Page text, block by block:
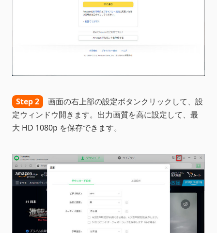
Step 2
画面の右上部の設定ボタンクリックして、設
定ウィンドウ開きます。出力画質を高に設定して、最
大 HD 1080p を保存できます。